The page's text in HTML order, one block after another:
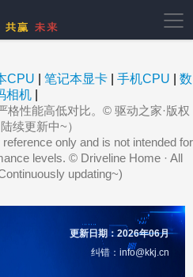
CPU 笔记本显卡| 手机CPU
数
相机
格性能高低对比。© 驱动之家·版权
续更新中~）
only and is not intended for
levels. © Driveline Home · All
updating~)